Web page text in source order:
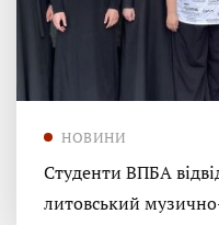
НОВИНИ
Студенти ВПБА
литовський